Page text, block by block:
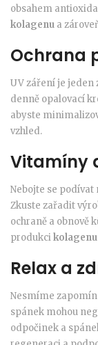
obsahem
kolagenu a
Ochrana
UV záření je jeden
denně opalovací
abyste
vzhled.
Vitamíny
Nebojte se
Zkuste zařadit
ochraně a obnově
produkcikolagenu
Relax a
Nesmíme
spánek mohou
odpočinek a